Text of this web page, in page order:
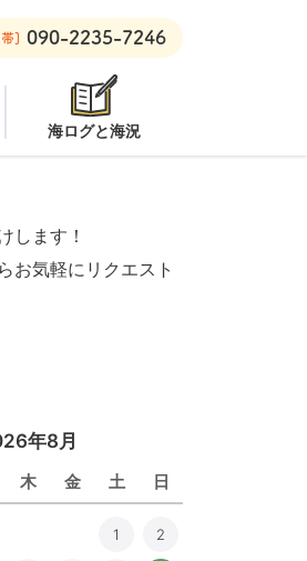
黄金崎ビーチ：オープン
] 090-2235-7246
海ログと海況
します！
お気軽にリクエスト
年8月
木 金 土 日
1 2